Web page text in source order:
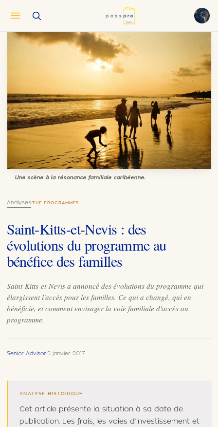
Français
ZH 中文
TR
Analyses·THE PROGRAMMES
Saint-Kitts-et-Nevis : des
évolutions du programme au
bénéfice des familles
Saint-Kitts-et-Nevis a annoncé des évolutions du programme qui
élargissent l'accès pour les familles. Ce qui a changé, qui en
bénéficie, et comment envisager la voie familiale d'accès au
programme.
Senior Advisor·5 janvier 2017
Une scène à la résonance familiale caribéenne.
ANALYSE HISTORIQUE
Cet article présente la situation à sa date de
publication. Les frais, les voies d’investissement et